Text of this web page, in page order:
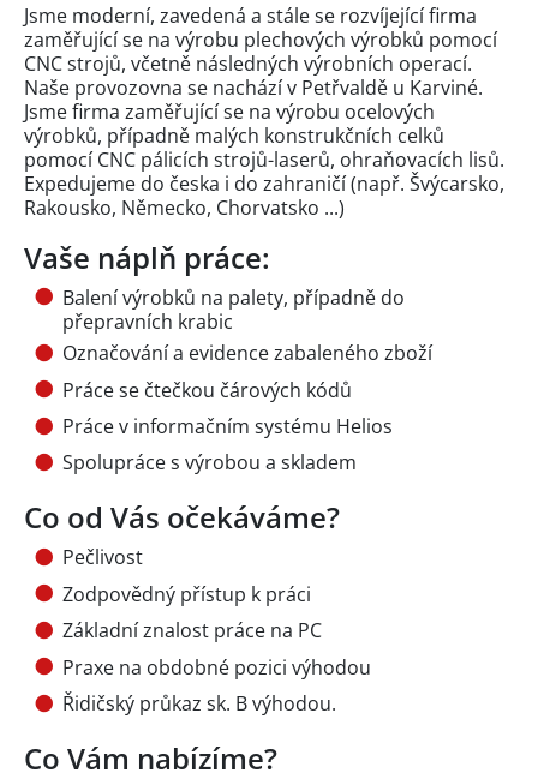
Jsme moderní, zavedená a stále se rozvíjející firma
zaměřující se na výrobu plechových výrobků pomocí
CNC strojů, včetně následných výrobních operací.
Naše provozovna se nachází v Petřvaldě u Karviné.
Jsme firma zaměřující se na výrobu ocelových
výrobků, případně malých konstrukčních celků
pomocí CNC pálicích strojů-laserů, ohraňovacích lisů.
Expedujeme do česka i do zahraničí (např. Švýcarsko,
Rakousko, Německo, Chorvatsko ...)
Vaše náplň práce:
Balení výrobků na palety, případně do
přepravních krabic
Označování a evidence zabaleného zboží
Práce se čtečkou čárových kódů
Práce v informačním systému Helios
Spolupráce s výrobou a skladem
Co od Vás očekáváme?
Pečlivost
Zodpovědný přístup k práci
Základní znalost práce na PC
Praxe na obdobné pozici výhodou
Řidičský průkaz sk. B výhodou.
Co Vám nabízíme?